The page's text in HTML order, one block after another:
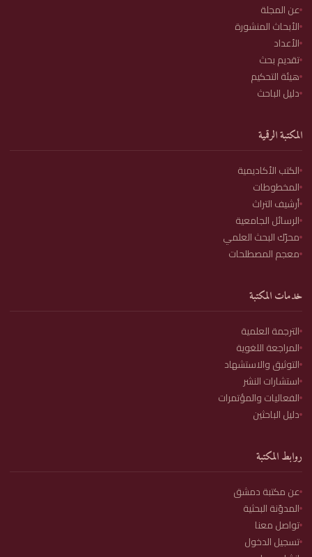
عن المجلة
الأبحاث المنشورة
الأعداد
تقديم بحث
هيئة التحكيم
دليل الباحث
المكتبة الرقمية
الكتب الأكاديمية
المخطوطات
أرشيف التراث
الرسائل الجامعية
محرّك البحث العلمي
معجم المصطلحات
خدمات المكتبة
الترجمة العلمية
المراجعة اللغوية
التوثيق والاستشهاد
استشارات النشر
الفعاليات والمؤتمرات
دليل الباحثين
روابط المكتبة
عن مكتبة دمشق
المدوّنة البحثية
تواصل معنا
تسجيل الدخول